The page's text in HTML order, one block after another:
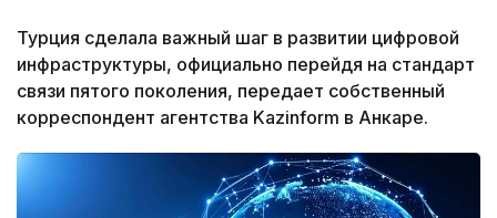
Турция сделала важный шаг в развитии цифровой
инфраструктуры, официально перейдя на стандарт
связи пятого поколения, передает собственный
корреспондент агентства Kazinform в Анкаре.